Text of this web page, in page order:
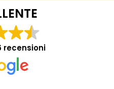
recensioni